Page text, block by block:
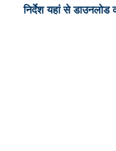
निर्देश यहां से डाउनलोड